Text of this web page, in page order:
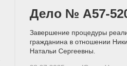
Дело № А57-
Завершение процедуры
гражданина в отношении
Натальи Сергеевны.